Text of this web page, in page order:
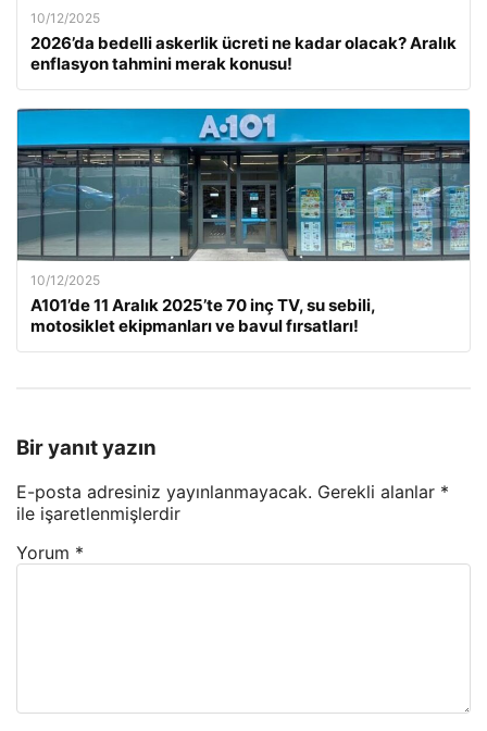
10/12/2025
2026’da bedelli askerlik ücreti ne kadar olacak? Aralık
enflasyon tahmini merak konusu!
10/12/2025
A101’de 11 Aralık 2025’te 70 inç TV, su sebili,
motosiklet ekipmanları ve bavul fırsatları!
Bir yanıt yazın
E-posta adresiniz yayınlanmayacak. Gerekli alanlar *
ile işaretlenmişlerdir
Yorum *